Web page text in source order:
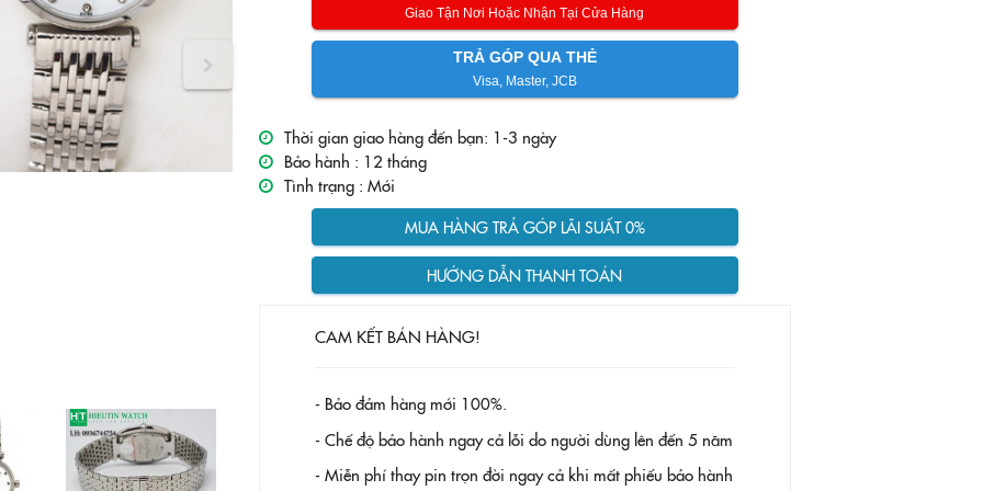
Giao Tận Nơi Hoặc Nhận Tại Cửa Hàng
TRẢ GÓP QUA THẺ
Visa, Master, JCB
Thời gian giao hàng đến bạn: 1-3 ngày
Bảo hành : 12 tháng
Tình trạng : Mới
MUA HÀNG TRẢ GÓP LÃI SUẤT 0%
HƯỚNG DẪN THANH TOÁN
CAM KẾT BÁN HÀNG!
- Bảo đảm hàng mới 100%.
- Chế độ bảo hành ngay cả lỗi do người dùng lên đến 5 năm
- Miễn phí thay pin trọn đời ngay cả khi mất phiếu bảo hành